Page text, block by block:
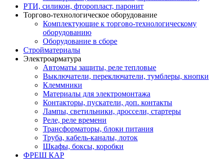
РТИ, силикон, фторопласт, паронит
Торгово-технологическое оборудование
Комплектующие к торгово-технологическому
оборудованию
Оборудование в сборе
Стройматериалы
Электроарматура
Автоматы защиты, реле тепловые
Выключатели, переключатели, тумблеры, кнопки
Клеммники
Материалы для электромонтажа
Контакторы, пускатели, доп. контакты
Лампы, светильники, дроссели, стартеры
Реле, реле времени
Трансформаторы, блоки питания
Труба, кабель-каналы, лоток
Шкафы, боксы, коробки
ФРЕШ КАР